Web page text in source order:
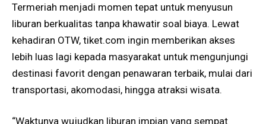
Termeriah menjadi momen tepat untuk menyusun
liburan berkualitas tanpa khawatir soal biaya. Lewat
kehadiran OTW, tiket.com ingin memberikan akses
lebih luas lagi kepada masyarakat untuk mengunjungi
destinasi favorit dengan penawaran terbaik, mulai dari
transportasi, akomodasi, hingga atraksi wisata.
“Waktunya wujudkan liburan impian yang sempat